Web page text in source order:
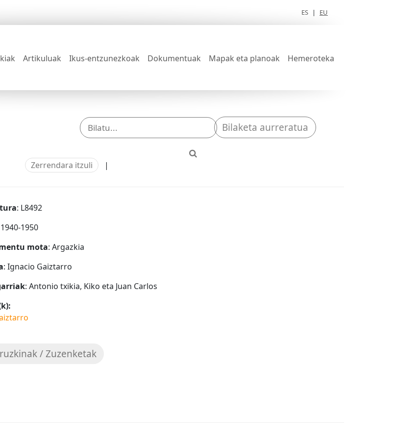
ES | EU
Artikuluak Ikus-entzunezkoak Dokumentuak Mapak eta planoak Hemeroteka
Bilaketa aurreratua
Zerrendara itzuli |
: L8492
1950
mota: Argazkia
: Ignacio Gaiztarro
: Antonio txikia, Kiko eta Juan Carlos
/ Zuzenketak